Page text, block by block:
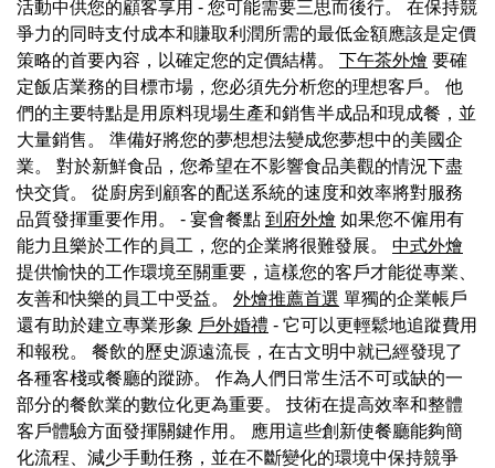
活動中供您的顧客享用 - 您可能需要三思而後行。 在保持競
爭力的同時支付成本和賺取利潤所需的最低金額應該是定價
策略的首要內容，以確定您的定價結構。 下午茶外燴 要確
定飯店業務的目標市場，您必須先分析您的理想客戶。 他
們的主要特點是用原料現場生產和銷售半成品和現成餐，並
大量銷售。 準備好將您的夢想想法變成您夢想中的美國企
業。 對於新鮮食品，您希望在不影響食品美觀的情況下盡
快交貨。 從廚房到顧客的配送系統的速度和效率將對服務
品質發揮重要作用。 - 宴會餐點 到府外燴 如果您不僱用有
能力且樂於工作的員工，您的企業將很難發展。 中式外燴
提供愉快的工作環境至關重要，這樣您的客戶才能從專業、
友善和快樂的員工中受益。 外燴推薦首選 單獨的企業帳戶
還有助於建立專業形象 戶外婚禮 - 它可以更輕鬆地追蹤費用
和報稅。 餐飲的歷史源遠流長，在古文明中就已經發現了
各種客棧或餐廳的蹤跡。 作為人們日常生活不可或缺的一
部分的餐飲業的數位化更為重要。 技術在提高效率和整體
客戶體驗方面發揮關鍵作用。 應用這些創新使餐廳能夠簡
化流程、減少手動任務，並在不斷變化的環境中保持競爭